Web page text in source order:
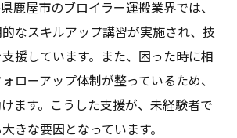
鹿屋市のブロイラー運搬業界では、
なスキルアップ講習が実施され、技
援しています。また、困った時に相
ローアップ体制が整っているため、
ます。こうした支援が、未経験者で
きな要因となっています。